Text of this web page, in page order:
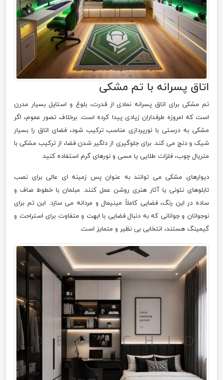
اتاق پسرانه با تم مشکی
تم مشکی برای اتاق پسرانه نمادی از قدرت، بلوغ و استایل بسیار مدرن
است که امروزه طرفداران زیادی پیدا کرده است. برخلاف تصور عموم، اگر
مشکی به درستی با نورپردازی مناسب ترکیب شود، فضای اتاق را بسیار
شیک و دنج می کند. برای جلوگیری از دلگیر شدن فضا، از ترکیب مشکی با
متریال چوب، فلزات طلایی یا مسی و نورهای گرم استفاده کنید.
دیوارهای مشکی می توانند به عنوان پس زمینه ای عالی برای نصب
تابلوهای نئونی یا آثار هنری روشن عمل کنند. مبلمان با خطوط صاف و
ساده در این رنگ، فضایی کاملاً مینیمال و مردانه می سازد. این تم برای
نوجوانان و جوانانی که به دنبال فضایی با ابهت و متفاوت برای استراحت و
گیمینگ هستند، انتخابی بی نظیر و متمایز است.